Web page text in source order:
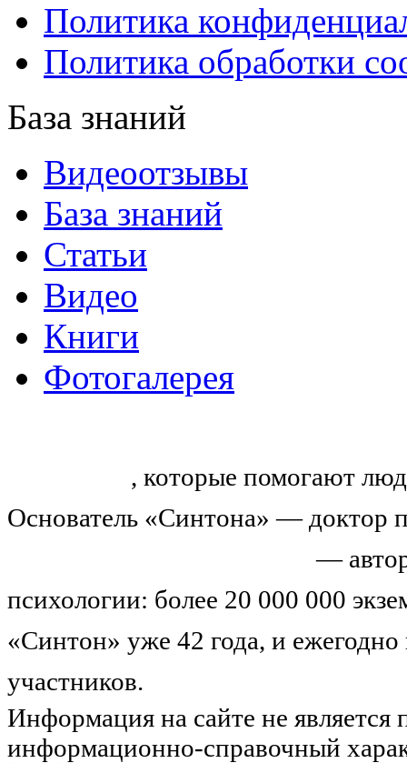
Политика
Политика обработки
База знаний
Видеоотзывы
База знаний
Статьи
Видео
Книги
Фотогалерея
, которые помогают
Основатель «Синтона» — доктор
—
психологии: более 20 000 000
«Синтон» уже 42 года, и
участников.
Информация на сайте не
информационно-справочный